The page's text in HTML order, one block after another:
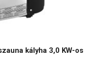
kályha 3,0 KW-os